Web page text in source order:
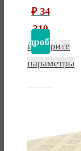
₽34
310
Выберите
параметры